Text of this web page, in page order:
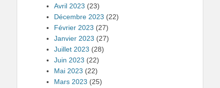
Avril 2023 (23)
Décembre 2023 (22)
Février 2023 (27)
Janvier 2023 (27)
Juillet 2023 (28)
Juin 2023 (22)
Mai 2023 (22)
Mars 2023 (25)